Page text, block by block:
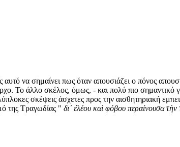
να σημαίνει πως όταν απουσιάζει ο πόνος
Το άλλο σκέλος, όμως, - και πολύ πιο σημαντικό
σκέψεις άσχετες προς την αισθητηριακή
της Τραγωδίας " δι᾽ ἐλέου καὶ φόβου περαίνουσα